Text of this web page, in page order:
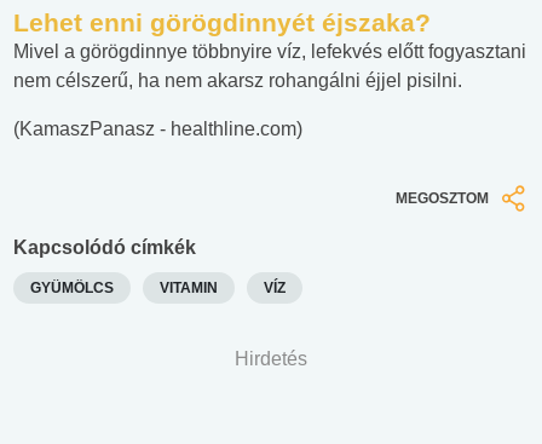
Lehet enni görögdinnyét éjszaka?
Mivel a görögdinnye többnyire víz, lefekvés előtt fogyasztani
nem célszerű, ha nem akarsz rohangálni éjjel pisilni.
(KamaszPanasz - healthline.com)
MEGOSZTOM
Kapcsolódó címkék
GYÜMÖLCS VITAMIN VÍZ
Hirdetés